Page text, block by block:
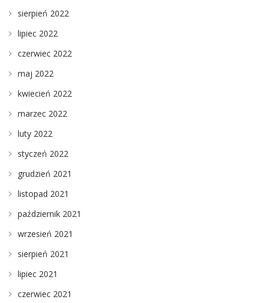
sierpień 2022
lipiec 2022
czerwiec 2022
maj 2022
kwiecień 2022
marzec 2022
luty 2022
styczeń 2022
grudzień 2021
listopad 2021
październik 2021
wrzesień 2021
sierpień 2021
lipiec 2021
czerwiec 2021